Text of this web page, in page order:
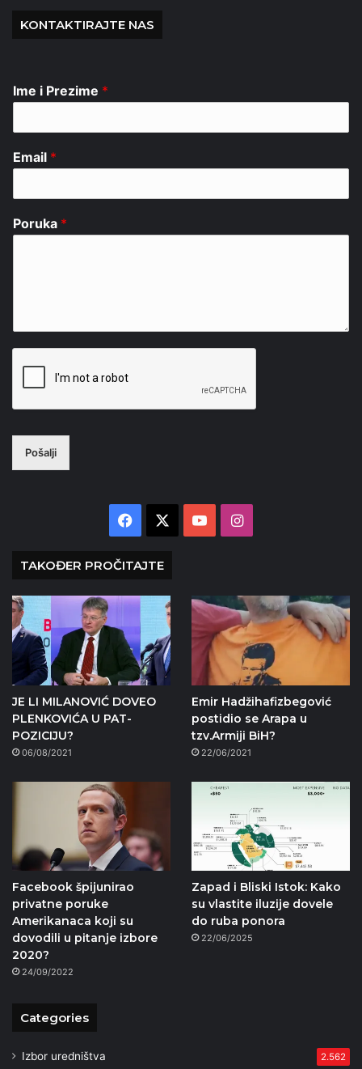
KONTAKTIRAJTE NAS
Ime i Prezime *
Email *
Poruka *
Pošalji
Facebook YouTubeInstagram
TAKOĐER PROČITAJTE
JE LI MILANOVIĆ DOVEO
PLENKOVIĆA U PAT-
POZICIJU?
06/08/2021
Emir Hadžihafizbegović
postidio se Arapa u
tzv.Armiji BiH?
22/06/2021
Facebook špijunirao
privatne poruke
Amerikanaca koji su
dovodili u pitanje izbore
2020?
24/09/2022
Zapad i Bliski Istok: Kako
su vlastite iluzije dovele
do ruba ponora
22/06/2025
Categories
Izbor uredništva 2.562